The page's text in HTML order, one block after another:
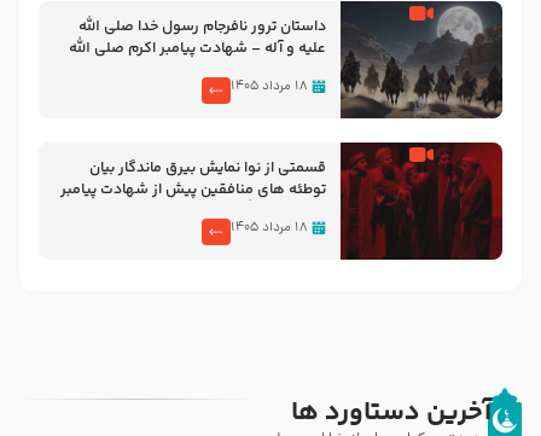
‌‌‌‌‌‌‌داستان ترور نافرجام رسول خدا صلی الله
علیه و آله – شهادت پیامبر اکرم صلی الله
۱۸ مرداد ۱۴۰۵
قسمتی از نوا نمایش بیرق ماندگار بیان
توطئه های منافقین پیش از شهادت پیامبر
۱۸ مرداد ۱۴۰۵
آخرین دستاورد ها